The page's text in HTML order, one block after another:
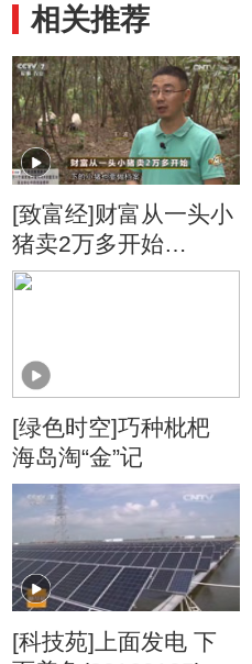
相关推荐
[致富经]财富从一头小
猪卖2万多开始
20161121
[绿色时空]巧种枇杷
海岛淘“金”记
[科技苑]上面发电 下